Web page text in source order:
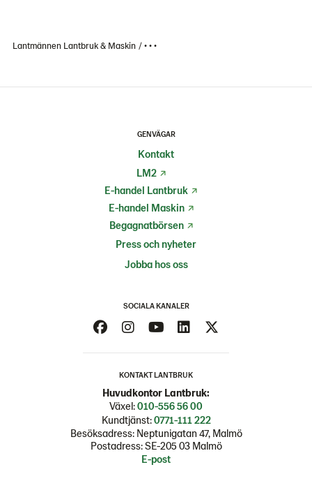
Lantmännen Lantbruk & Maskin • • •
GENVÄGAR
Kontakt
LM2
E-handel Lantbruk
E-handel Maskin
Begagnatbörsen
Press och nyheter
Jobba hos oss
SOCIALA KANALER
KONTAKT LANTBRUK
Huvudkontor Lantbruk:
Växel:010-556 56 00
Kundtjänst:0771-111 222
Besöksadress: Neptunigatan 47, Malmö
Postadress: SE-205 03 Malmö
E-post